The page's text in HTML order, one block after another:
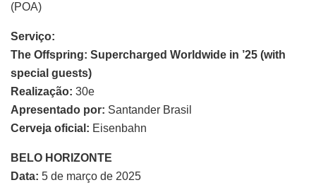
(POA)
Serviço:
The Offspring: Supercharged Worldwide in ’25 (with
special guests)
Realização: 30e
Apresentado por: Santander Brasil
Cerveja oficial: Eisenbahn
BELO HORIZONTE
Data: 5 de março de 2025